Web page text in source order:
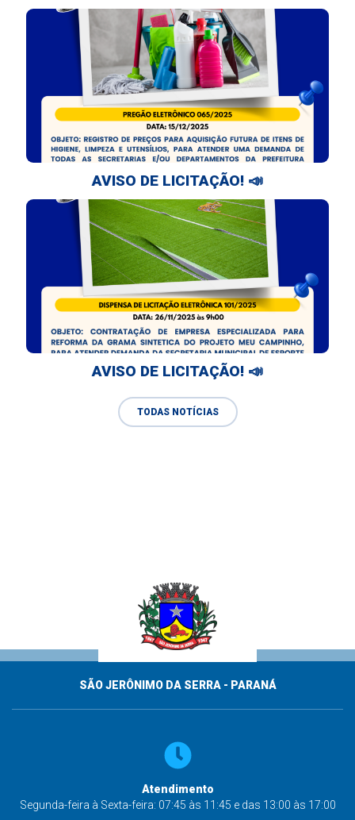
AVISO DE LICITAÇÃO! 📣
AVISO DE LICITAÇÃO! 📣
TODAS NOTÍCIAS
SÃO JERÔNIMO DA SERRA - PARANÁ
Atendimento
Segunda-feira à Sexta-feira: 07:45 às 11:45 e das 13:00 às 17:00